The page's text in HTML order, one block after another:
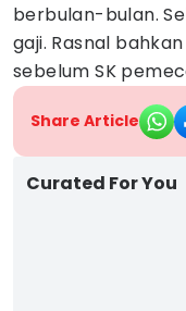
berbulan-bulan.
gaji. Rasnal
sebelum SK
Share Article
Curated For You